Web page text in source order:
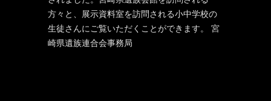
方々と、展示資料室を訪問される小中学校の
生徒さんにご覧いただくことができます。 宮
崎県遺族連合会事務局